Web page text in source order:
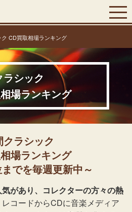
ク CD買取相場ランキング
ラシック
場ランキング
クラシック
場ランキング
でを毎週更新中～
があり、コレクターの方々の熱
レコードからCDに音楽メディア